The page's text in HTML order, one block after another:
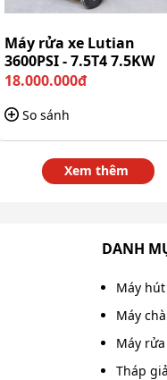
Máy rửa xe Lutian
3600PSI - 7.5T4 7.5KW
18.000.000đ
So sánh
Xem thêm
DANH
Máy
Máy
Máy
Tháp